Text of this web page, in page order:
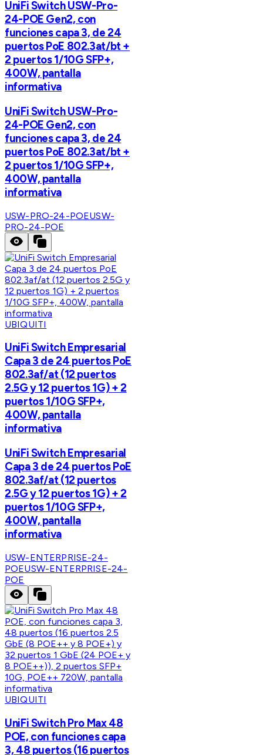
UniFi Switch USW-Pro-
24-POE Gen2, con
funciones capa 3, de 24
puertos PoE 802.3at/bt +
2 puertos 1/10G SFP+,
400W, pantalla
informativa
UniFi Switch USW-Pro-
24-POE Gen2, con
funciones capa 3, de 24
puertos PoE 802.3at/bt +
2 puertos 1/10G SFP+,
400W, pantalla
informativa
USW-PRO-24-POEUSW-
PRO-24-POE
UBIQUITI
UniFi Switch Empresarial
Capa 3 de 24 puertos PoE
802.3af/at (12 puertos
2.5G y 12 puertos 1G) + 2
puertos 1/10G SFP+,
400W, pantalla
informativa
UniFi Switch Empresarial
Capa 3 de 24 puertos PoE
802.3af/at (12 puertos
2.5G y 12 puertos 1G) + 2
puertos 1/10G SFP+,
400W, pantalla
informativa
USW-ENTERPRISE-24-
POEUSW-ENTERPRISE-24-
POE
UBIQUITI
UniFi Switch Pro Max 48
POE, con funciones capa
3, 48 puertos (16 puertos